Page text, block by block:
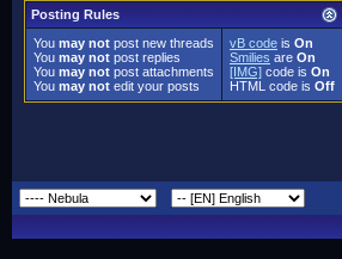
Posting Rules
You may not post new threads
You may not post replies
You may not post attachments
You may not edit your posts
vB code is On
Smilies are On
[IMG] code is On
HTML code is Off